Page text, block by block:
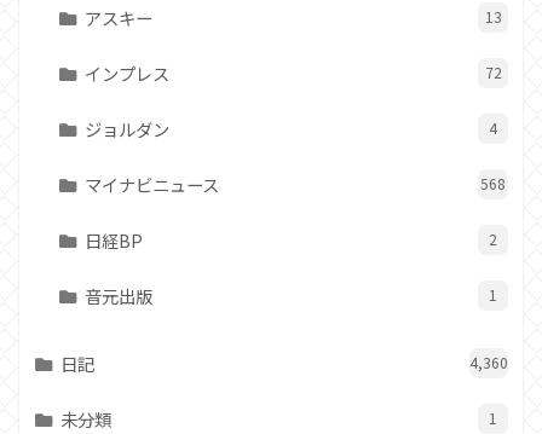
アスキー 13
インプレス 72
ジョルダン 4
マイナビニュース 568
日経BP 2
音元出版 1
日記 4,360
未分類 1